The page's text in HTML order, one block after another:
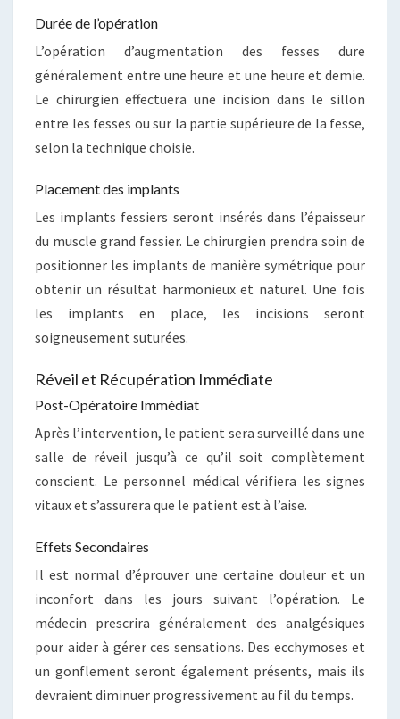
Durée de l’opération
L’opération d’augmentation des fesses dure
généralement entre une heure et une heure et demie.
Le chirurgien effectuera une incision dans le sillon
entre les fesses ou sur la partie supérieure de la fesse,
selon la technique choisie.
Placement des implants
Les implants fessiers seront insérés dans l’épaisseur
du muscle grand fessier. Le chirurgien prendra soin de
positionner les implants de manière symétrique pour
obtenir un résultat harmonieux et naturel. Une fois
les implants en place, les incisions seront
soigneusement suturées.
Réveil et Récupération Immédiate
Post-Opératoire Immédiat
Après l’intervention, le patient sera surveillé dans une
salle de réveil jusqu’à ce qu’il soit complètement
conscient. Le personnel médical vérifiera les signes
vitaux et s’assurera que le patient est à l’aise.
Effets Secondaires
Il est normal d’éprouver une certaine douleur et un
inconfort dans les jours suivant l’opération. Le
médecin prescrira généralement des analgésiques
pour aider à gérer ces sensations. Des ecchymoses et
un gonflement seront également présents, mais ils
devraient diminuer progressivement au fil du temps.